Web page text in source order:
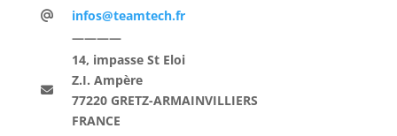
infos@teamtech.fr
————
14, impasse St Eloi
Z.I. Ampère
77220 GRETZ-ARMAINVILLIERS
FRANCE